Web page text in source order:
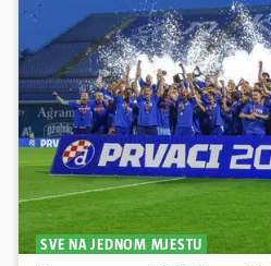
SVE NA JEDNOM MJESTU